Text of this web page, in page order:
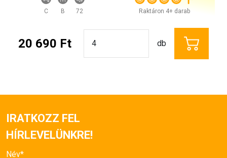
C B 72 Raktáron 4+ darab
20 690 Ft db
IRATKOZZ FEL
HÍRLEVELÜNKRE!